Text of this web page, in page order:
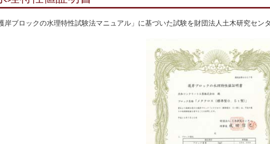
護岸ブロックの水理特性試験法マニュアル」に基づいた試験を財団法人土木研究セン